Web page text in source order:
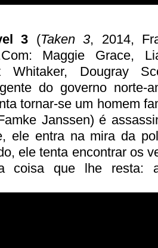
3 (Taken 3, 2014,
Maggie Grace,
Whitaker, Dougray
do governo norte-
tornar-se um homem
Janssen) é
ele entra na mira da
ele tenta encontrar os
coisa que lhe resta: